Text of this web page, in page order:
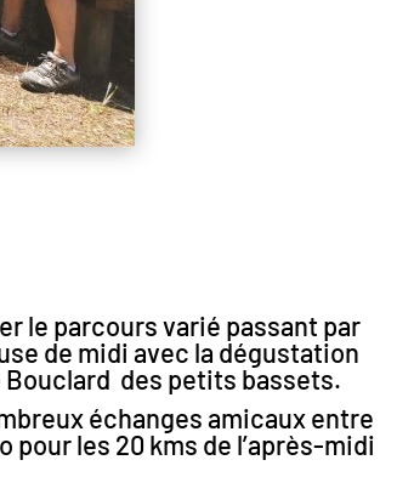
le parcours varié passant par
de midi avec la dégustation
Bouclard des petits bassets.
échanges amicaux entre
les 20 kms de l’après-midi